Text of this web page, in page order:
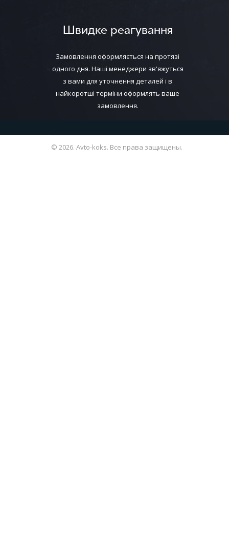
Швидке реагування
Замовлення оформляється на протязі
одного дня. Наші менеджери зв'яжуться
з вами для уточнення деталей і в
найкоротші терміни оформлять ваше
замовлення.
© 2026. Avto-koks. Все права защищены.